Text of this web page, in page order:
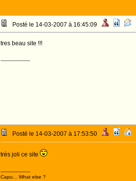
Posté le 14-03-2007 à 16:45:09
tres beau site !!!
--------------------
Posté le 14-03-2007 à 17:53:50
très joli ce site
--------------------
Capu... What else ?